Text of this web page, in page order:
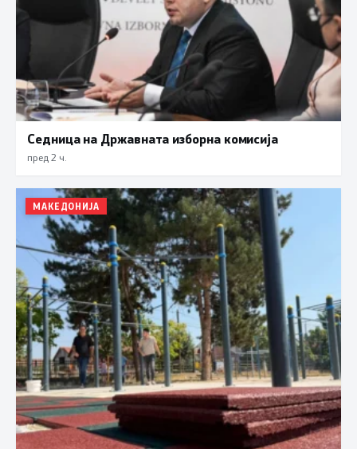
Седница на Државната изборна комисија
пред 2 ч.
МАКЕДОНИЈА